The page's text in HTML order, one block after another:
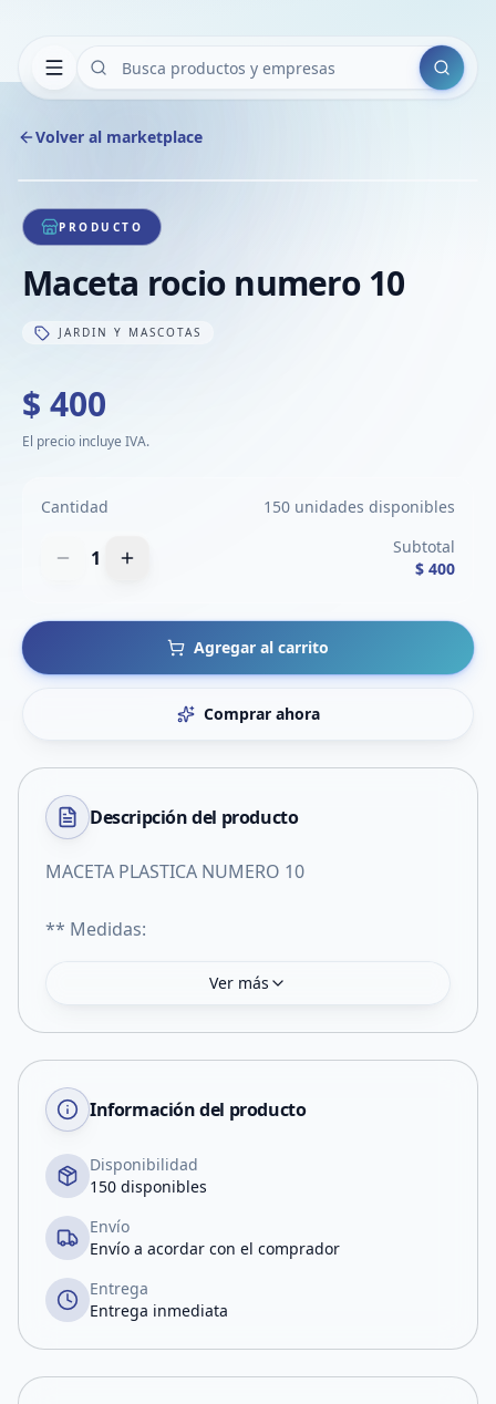
Buscar
Volver al marketplace
1/1
PRODUCTO
Maceta rocio numero 10
JARDIN Y MASCOTAS
$ 400
El precio incluye IVA.
Cantidad 150 unidades disponibles
1
Subtotal
$ 400
Agregar al carrito
Comprar ahora
Descripción del producto
MACETA PLASTICA NUMERO 10
** Medidas:
Ver más
Información del producto
Disponibilidad
150 disponibles
Envío
Envío a acordar con el comprador
Entrega
Entrega inmediata